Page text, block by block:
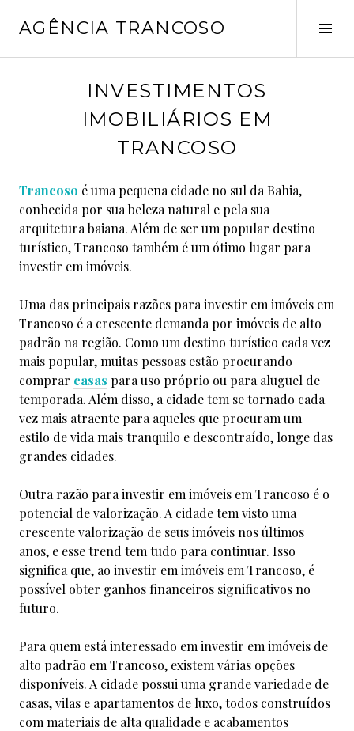
paraAGÊNCIA TRANCOSO
j
n
e
o
1
1
,
2
3
INVESTIMENTOS
IMOBILIÁRIOS EM
TRANCOSO
Trancoso é uma pequena cidade no sul da Bahia,
conhecida por sua beleza natural e pela sua
arquitetura baiana. Além de ser um popular destino
turístico, Trancoso também é um ótimo lugar para
investir em imóveis.
Uma das principais razões para investir em imóveis em
Trancoso é a crescente demanda por imóveis de alto
padrão na região. Como um destino turístico cada vez
mais popular, muitas pessoas estão procurando
comprar casas para uso próprio ou para aluguel de
temporada. Além disso, a cidade tem se tornado cada
vez mais atraente para aqueles que procuram um
estilo de vida mais tranquilo e descontraído, longe das
grandes cidades.
Outra razão para investir em imóveis em Trancoso é o
potencial de valorização. A cidade tem visto uma
crescente valorização de seus imóveis nos últimos
anos, e esse trend tem tudo para continuar. Isso
significa que, ao investir em imóveis em Trancoso, é
possível obter ganhos financeiros significativos no
futuro.
Para quem está interessado em investir em imóveis de
alto padrão em Trancoso, existem várias opções
disponíveis. A cidade possui uma grande variedade de
casas, vilas e apartamentos de luxo, todos construídos
com materiais de alta qualidade e acabamentos